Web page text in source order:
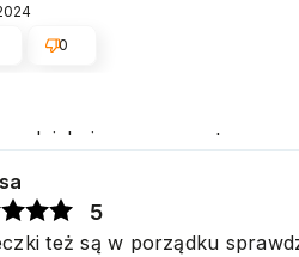
dziękujemy za pozytywną
0
5
też są w porządku